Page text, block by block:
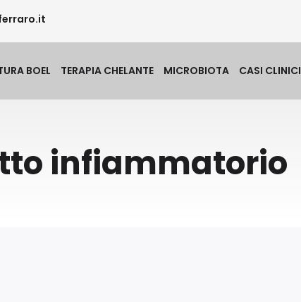
BOEL TERAPIA CHELANTE MICROBIOTA CASI CLINICI
infiammatorio